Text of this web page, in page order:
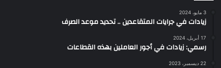
3 مايو، 2024
زيادات في جرايات المتقاعدين .. تحديد موعد الصرف
17 أبريل، 2024
رسمي: زيادات في أجور العاملين بهذه القطاعات
22 ديسمبر، 2023